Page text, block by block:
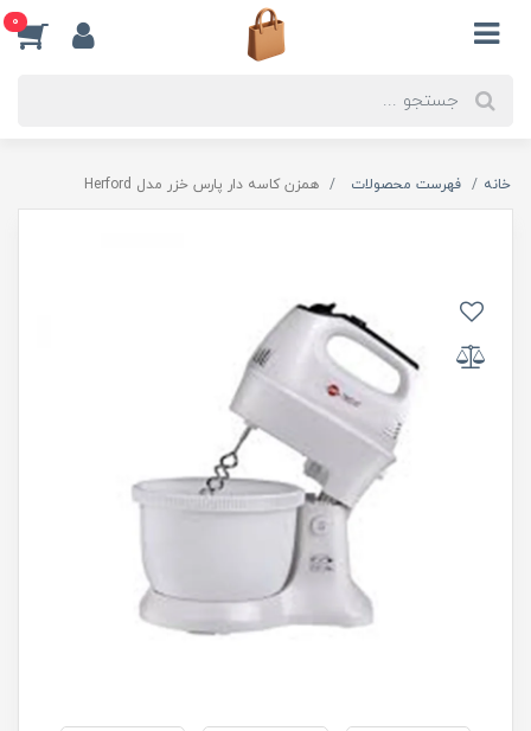
0
خانه فهرست محصولات همزن کاسه دار پارس خزر مدل Herford